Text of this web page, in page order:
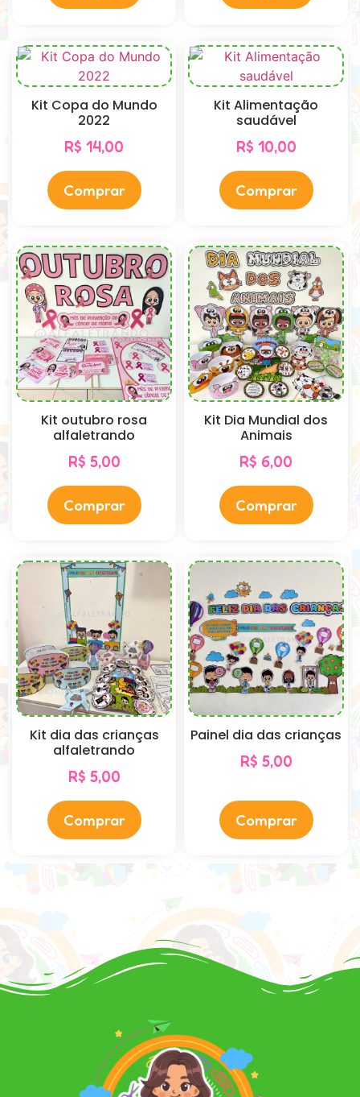
Kit Copa do Mundo
2022
R$ 14,00
Comprar
Kit Alimentação
saudável
R$ 10,00
Comprar
Kit outubro rosa
alfaletrando
R$ 5,00
Comprar
Kit Dia Mundial dos
Animais
R$ 6,00
Comprar
Kit dia das crianças
alfaletrando
R$ 5,00
Comprar
Painel dia das crianças
R$ 5,00
Comprar